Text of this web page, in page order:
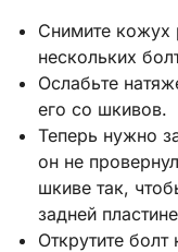
Снимите кожух
нескольких
Ослабьте
его со шкивов.
Теперь нужно
он не
шкиве так,
задней
Открутите